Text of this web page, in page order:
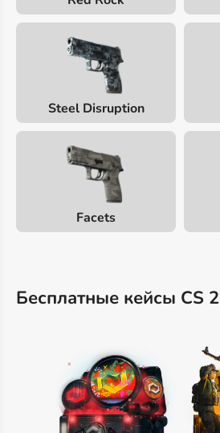
Steel Disruption
Facets
Бесплатные кейсы CS 2